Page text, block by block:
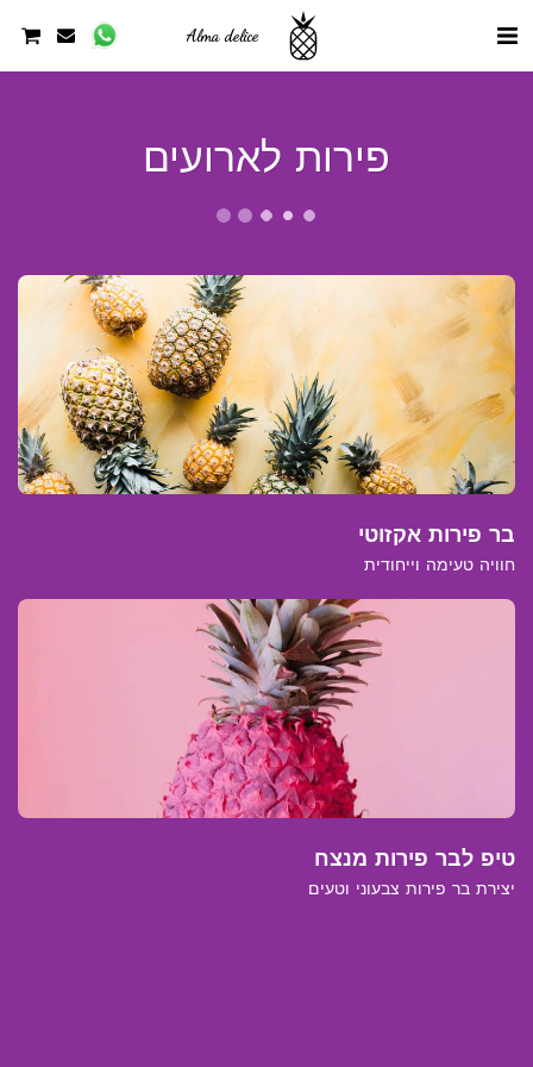
Alma delice
פירות לארועים
בר פירות אקזוטי
חוויה טעימה וייחודית
טיפ לבר פירות מנצח
יצירת בר פירות צבעוני וטעים